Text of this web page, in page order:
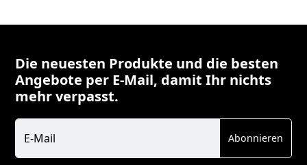
Die neuesten Produkte und die besten
Angebote per E-Mail, damit Ihr nichts
mehr verpasst.
Newsletter
E-Mail Abonnieren